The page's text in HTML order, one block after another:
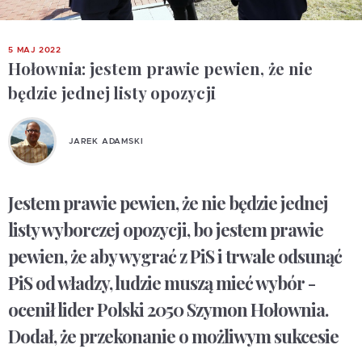
5 MAJ 2022
Hołownia: jestem prawie pewien, że nie
będzie jednej listy opozycji
JAREK ADAMSKI
Jestem prawie pewien, że nie będzie jednej
listy wyborczej opozycji, bo jestem prawie
pewien, że aby wygrać z PiS i trwale odsunąć
PiS od władzy, ludzie muszą mieć wybór -
ocenił lider Polski 2050 Szymon Hołownia.
Dodał, że przekonanie o możliwym sukcesie